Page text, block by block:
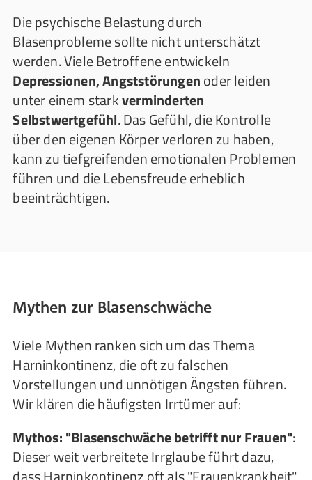
Die psychische Belastung durch
Blasenprobleme sollte nicht unterschätzt
werden. Viele Betroffene entwickeln
Depressionen, Angststörungenoder leiden
unter einem starkverminderten
Selbstwertgefühl. Das Gefühl, die Kontrolle
über den eigenen Körper verloren zu haben,
kann zu tiefgreifenden emotionalen Problemen
führen und die Lebensfreude erheblich
beeinträchtigen.
Mythen zur Blasenschwäche
Viele Mythen ranken sich um das Thema
Harninkontinenz, die oft zu falschen
Vorstellungen und unnötigen Ängsten führen.
Wir klären die häufigsten Irrtümer auf:
Mythos: "Blasenschwäche betrifft nur Frauen":
Dieser weit verbreitete Irrglaube führt dazu,